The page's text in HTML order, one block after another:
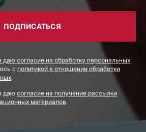
ПОДПИСАТЬСЯ
даю согласие на обработку персональных
с политикой в отношении обработки
.
даю согласие на получение рассылки
материалов.